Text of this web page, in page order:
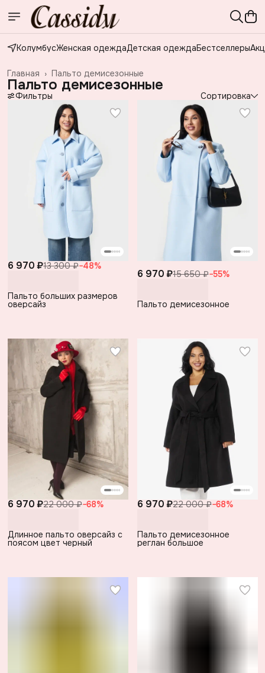
КолумбусЖенская одеждаДетская одеждаБестселлеры
Пальто демисезонные
Главная ›
Пальто демисезонные
Фильтры Сортировка
6 970 ₽13 300 ₽−48%
Пальто больших размеров
оверсайз
6 970 ₽15 650 ₽−55%
Пальто демисезонное
6 970 ₽22 000 ₽−68%
Длинное пальто оверсайз с
поясом цвет черный
6 970 ₽22 000 ₽−68%
Пальто демисезонное
реглан большое